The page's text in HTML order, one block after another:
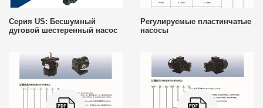
Серия US: Бесшумный
дуговой шестеренный насос
Регулируемые пластинчатые
насосы